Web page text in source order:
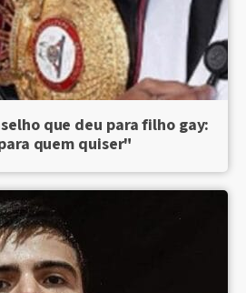
que deu para filho gay:
quem quiser"